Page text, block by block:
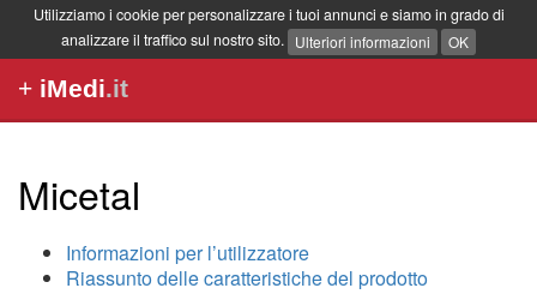
Utilizziamo i cookie per personalizzare i tuoi annunci e siamo in grado di
analizzare il traffico sul nostro sito. Ulteriori informazioni OK
+ iMedi.it
Micetal
Informazioni per l’utilizzatore
Riassunto delle caratteristiche del prodotto